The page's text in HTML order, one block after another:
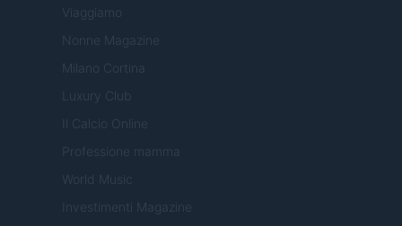
Viaggiamo
Nonne Magazine
Milano Cortina
Luxury Club
Il Calcio Online
Professione mamma
World Music
Investimenti Magazine